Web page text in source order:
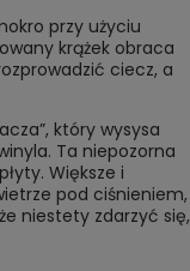
przy użyciu
krążek obraca
ciecz, a
który wysysa
Ta niepozorna
Większe i
pod ciśnieniem,
niestety zdarzyć się,